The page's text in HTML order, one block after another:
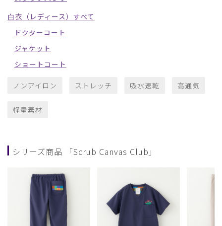
白衣（レディース）すべて
ドクターコート
ジャケット
ショートコート
ノンアイロン ストレッチ 吸水速乾 高通気
軽量素材
シリーズ商品 「Scrub Canvas Club」